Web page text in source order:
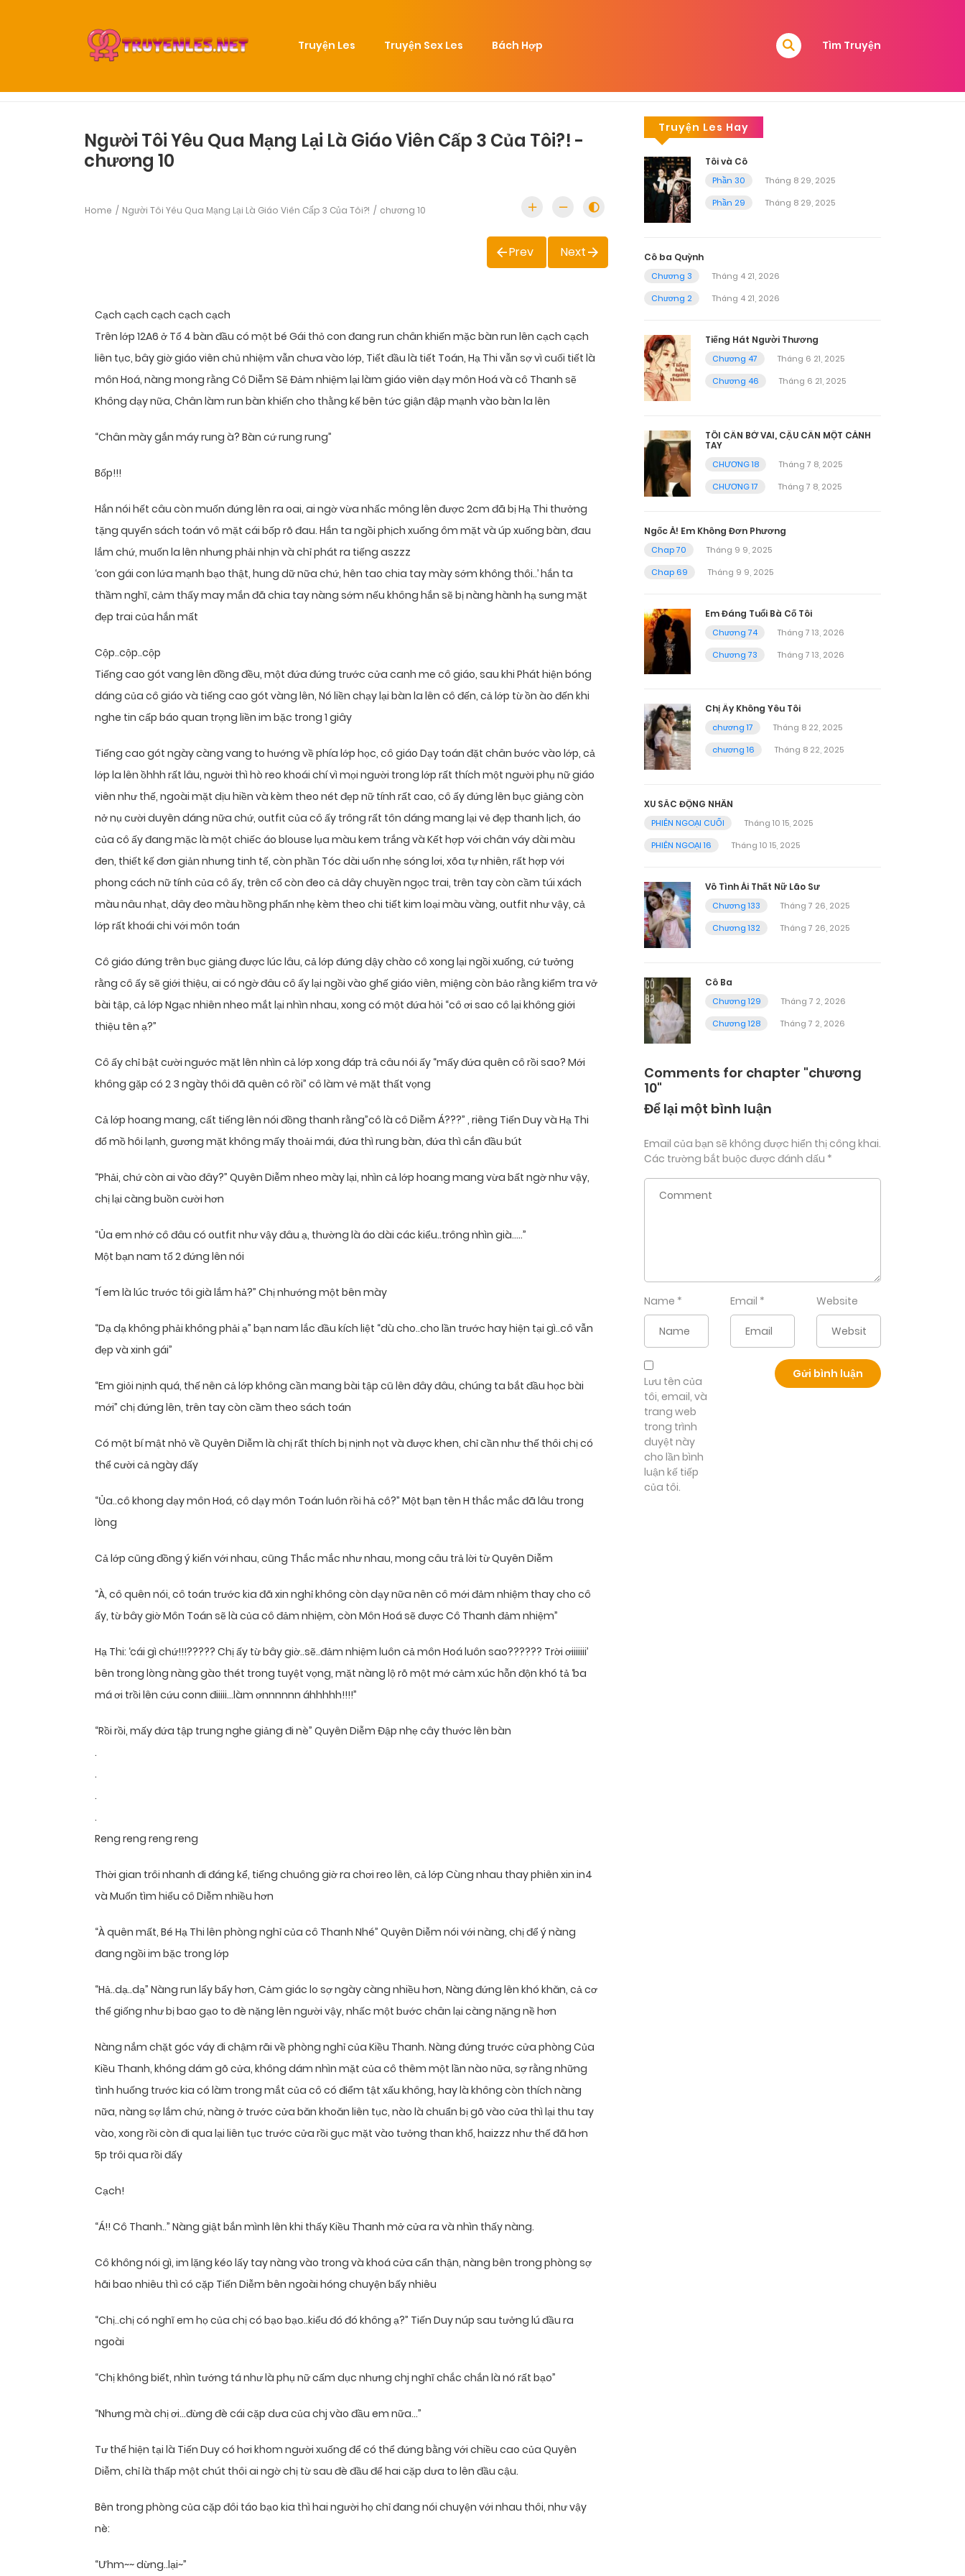
Truyện Les Truyện Sex Les Bách Hợp Tìm Truyện
Người Tôi Yêu Qua Mạng Lại Là Giáo Viên Cấp 3 Của Tôi?! -
chương 10
Home Người Tôi Yêu Qua Mạng Lại Là Giáo Viên Cấp 3 Của Tôi?! chương 10
Prev Next
Cạch cạch cạch cạch cạch
Trên lớp 12A6 ở Tổ 4 bàn đầu có một bé Gái thỏ con đang run chân khiến mặc bàn run lên cạch cạch
liên tục, bây giờ giáo viên chủ nhiệm vẫn chưa vào lớp, Tiết đầu là tiết Toán, Hạ Thi vẫn sợ vì cuối tiết là
môn Hoá, nàng mong rằng Cô Diễm Sẽ Đảm nhiệm lại làm giáo viên dạy môn Hoá và cô Thanh sẽ
Không dạy nữa, Chân làm run bàn khiến cho thằng kế bên tức giận đập mạnh vào bàn la lên
“Chân mày gắn máy rung à? Bàn cứ rung rung”
Bốp!!!
Hắn nói hết câu còn muốn đứng lên ra oai, ai ngờ vừa nhấc mông lên được 2cm đã bị Hạ Thi thưởng
tặng quyển sách toán vô mặt cái bốp rõ đau. Hắn ta ngồi phịch xuống ôm mặt và úp xuống bàn, đau
lắm chứ, muốn la lên nhưng phải nhịn và chỉ phát ra tiếng aszzz
‘con gái con lứa mạnh bạo thật, hung dữ nữa chứ, hên tao chia tay mày sớm không thôi..’ hắn ta
thầm nghĩ, cảm thấy may mắn đã chia tay nàng sớm nếu không hắn sẽ bị nàng hành hạ sưng mặt
đẹp trai của hắn mất
Cộp..cộp..cộp
Tiếng cao gót vang lên đồng đều, một đứa đứng trước cửa canh me cô giáo, sau khi Phát hiện bóng
dáng của cô giáo và tiếng cao gót vàng lên, Nó liền chạy lại bàn la lên cô đến, cả lớp từ ồn ào đến khi
nghe tin cấp báo quan trọng liền im bặc trong 1 giây
Tiếng cao gót ngày càng vang to hướng về phía lớp học, cô giáo Dạy toán đặt chân bước vào lớp, cả
lớp la lên ồhhh rất lâu, người thì hò reo khoái chí vì mọi người trong lớp rất thích một người phụ nữ giáo
viên như thế, ngoài mặt dịu hiền và kèm theo nét đẹp nữ tính rất cao, cô ấy đứng lên bục giảng còn
nở nụ cười duyên dáng nữa chứ, outfit của cô ấy trông rất tôn dáng mang lại vẻ đẹp thanh lịch, áo
của cô ấy đang mặc là một chiếc áo blouse lụa màu kem trắng và Kết hợp với chân váy dài màu
đen, thiết kế đơn giản nhưng tinh tế, còn phần Tóc dài uốn nhẹ sóng lơi, xõa tự nhiên, rất hợp với
phong cách nữ tính của cô ấy, trên cổ còn đeo cả dây chuyền ngọc trai, trên tay còn cầm túi xách
màu nâu nhạt, dây đeo màu hồng phấn nhẹ kèm theo chi tiết kim loại màu vàng, outfit như vậy, cả
lớp rất khoái chi với môn toán
Cô giáo đứng trên bục giảng được lúc lâu, cả lớp đứng dậy chào cô xong lại ngồi xuống, cứ tưởng
rằng cô ấy sẽ giới thiệu, ai có ngờ đâu cô ấy lại ngồi vào ghế giáo viên, miệng còn bảo rằng kiểm tra vở
bài tập, cả lớp Ngạc nhiên nheo mắt lại nhìn nhau, xong có một đứa hỏi “cô ơi sao cô lại không giới
thiệu tên ạ?”
Cô ấy chỉ bật cười ngước mặt lên nhìn cả lớp xong đáp trả câu nói ấy “mấy đứa quên cô rồi sao? Mới
không gặp có 2 3 ngày thôi đã quên cô rồi” cô làm vẻ mặt thất vọng
Cả lớp hoang mang, cất tiếng lên nói đồng thanh rằng”cô là cô Diễm Á???” , riêng Tiến Duy và Hạ Thi
đổ mồ hôi lạnh, gương mặt không mấy thoải mái, đứa thì rung bàn, đứa thì cắn đầu bút
“Phải, chứ còn ai vào đây?” Quyên Diễm nheo mày lại, nhìn cả lớp hoang mang vừa bất ngờ như vậy,
chị lại càng buồn cười hơn
“Ủa em nhớ cô đâu có outfit như vậy đâu ạ, thường là áo dài các kiểu..trông nhìn già…..”
Một bạn nam tổ 2 đứng lên nói
“Í em là lúc trước tôi già lắm hả?” Chị nhướng một bên mày
“Dạ dạ không phải không phải ạ” bạn nam lắc đầu kích liệt “dù cho..cho lần trước hay hiện tại gì..cô vẫn
đẹp và xinh gái”
“Em giỏi nịnh quá, thế nên cả lớp không cần mang bài tập cũ lên đây đâu, chúng ta bắt đầu học bài
mới” chị đứng lên, trên tay còn cầm theo sách toán
Có một bí mật nhỏ về Quyên Diễm là chị rất thích bị nịnh nọt và được khen, chỉ cần như thế thôi chị có
thể cười cả ngày đấy
“Ủa..cô khong dạy môn Hoá, cô dạy môn Toán luôn rồi hả cô?” Một bạn tên H thắc mắc đã lâu trong
lòng
Cả lớp cũng đồng ý kiến với nhau, cũng Thắc mắc như nhau, mong câu trả lời từ Quyên Diễm
“À, cô quên nói, cô toán trước kia đã xin nghỉ không còn dạy nữa nên cô mới đảm nhiệm thay cho cô
ấy, từ bây giờ Môn Toán sẽ là của cô đảm nhiệm, còn Môn Hoá sẽ được Cô Thanh đảm nhiệm”
Hạ Thi: ‘cái gì chứ!!!????? Chị ấy từ bây giờ..sẽ..đảm nhiệm luôn cả môn Hoá luôn sao?????? Trời ơiiiiiii’
bên trong lòng nàng gào thét trong tuyệt vọng, mặt nàng lộ rõ một mớ cảm xúc hỗn độn khó tả ‘ba
má ơi trồi lên cứu conn điiiii…làm ơnnnnnn áhhhhh!!!!”
“Rồi rồi, mấy đứa tập trung nghe giảng đi nè” Quyên Diễm Đập nhẹ cây thước lên bàn
.
.
.
.
Reng reng reng reng
Thời gian trôi nhanh đi đáng kể, tiếng chuông giờ ra chơi reo lên, cả lớp Cùng nhau thay phiên xin in4
và Muốn tìm hiểu cô Diễm nhiều hơn
“À quên mất, Bé Hạ Thi lên phòng nghỉ của cô Thanh Nhé” Quyên Diễm nói với nàng, chị để ý nàng
đang ngồi im bặc trong lớp
“Hả..dạ..dạ” Nàng run lẩy bẩy hơn, Cảm giác lo sợ ngày càng nhiều hơn, Nàng đứng lên khó khăn, cả cơ
thể giống như bị bao gạo to đè nặng lên người vậy, nhấc một bước chân lại càng nặng nề hơn
Nàng nắm chặt góc váy đi chậm rãi về phòng nghỉ của Kiều Thanh. Nàng đứng trước cửa phòng Của
Kiều Thanh, không dám gõ cửa, không dám nhìn mặt của cô thêm một lần nào nữa, sợ rằng những
tình huống trước kia có làm trong mắt của cô có điểm tật xấu không, hay là không còn thích nàng
nữa, nàng sợ lắm chứ, nàng ở trước cửa băn khoăn liên tục, nào là chuẩn bị gõ vào cửa thì lại thu tay
vào, xong rồi còn đi qua lại liên tục trước cửa rồi gục mặt vào tưởng than khổ, haizzz như thế đã hơn
5p trôi qua rồi đấy
Cạch!
“Á!! Cô Thanh..” Nàng giật bắn mình lên khi thấy Kiều Thanh mở cửa ra và nhìn thấy nàng.
Cô không nói gì, im lặng kéo lấy tay nàng vào trong và khoá cửa cẩn thận, nàng bên trong phòng sợ
hãi bao nhiêu thì có cặp Tiến Diễm bên ngoài hóng chuyện bấy nhiêu
“Chị..chị có nghĩ em họ của chị có bạo bạo..kiểu đó đó không ạ?” Tiến Duy núp sau tưởng lú đầu ra
ngoài
“Chị không biết, nhìn tướng tá như là phụ nữ cấm dục nhưng chj nghĩ chắc chắn là nó rất bạo”
“Nhưng mà chị ơi…đừng đè cái cặp dưa của chj vào đầu em nữa…”
Tư thế hiện tại là Tiến Duy có hơi khom người xuống để có thể đứng bằng với chiều cao của Quyên
Diễm, chỉ là thấp một chút thôi ai ngờ chị từ sau đè đầu để hai cặp dưa to lên đầu cậu.
Bên trong phòng của cặp đôi táo bạo kia thì hai người họ chỉ đang nói chuyện với nhau thôi, như vậy
nè:
“Ưhm~~ dừng..lại~”
Truyện Les Hay
Tôi và Cô
Phần 30
Tháng 8 29, 2025
Phần 29
Tháng 8 29, 2025
Cô ba Quỳnh
Chương 3
Tháng 4 21, 2026
Chương 2
Tháng 4 21, 2026
Tiếng Hát Người Thương
Chương 47
Tháng 6 21, 2025
Chương 46
Tháng 6 21, 2025
TÔI CẦN BỜ VAI, CẬU CẦN MỘT CÁNH
TAY
CHƯƠNG 18
Tháng 7 8, 2025
CHƯƠNG 17
Tháng 7 8, 2025
Ngốc À! Em Không Đơn Phương
Chap 70
Tháng 9 9, 2025
Chap 69
Tháng 9 9, 2025
Em Đáng Tuổi Bà Cố Tôi
Chương 74
Tháng 7 13, 2026
Chương 73
Tháng 7 13, 2026
Chị Ấy Không Yêu Tôi
chương 17
Tháng 8 22, 2025
chương 16
Tháng 8 22, 2025
XU SẮC ĐỘNG NHÂN
PHIÊN NGOẠI CUỐI
Tháng 10 15, 2025
PHIÊN NGOẠI 16
Tháng 10 15, 2025
Vô Tình Ái Thất Nữ Lão Sư
Chương 133
Tháng 7 26, 2025
Chương 132
Tháng 7 26, 2025
Cô Ba
Chương 129
Tháng 7 2, 2026
Chương 128
Tháng 7 2, 2026
Comments for chapter "chương
10"
Để lại một bình luận
Email của bạn sẽ không được hiển thị công khai.
Các trường bắt buộc được đánh dấu *
Name * Email * Website
Lưu tên của
tôi, email, và
trang web
trong trình
duyệt này
cho lần bình
luận kế tiếp
của tôi.